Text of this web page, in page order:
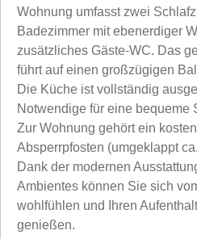
Wohnung umfasst zwei
Badezimmer mit ebenerdiger
zusätzliches Gäste-WC. Das
führt auf einen großzügigen
Die Küche ist vollständig
Notwendige für eine bequeme
Zur Wohnung gehört ein
Absperrpfosten (umgeklappt
Dank der modernen
Ambientes können Sie sich
wohlfühlen und Ihren
genießen.